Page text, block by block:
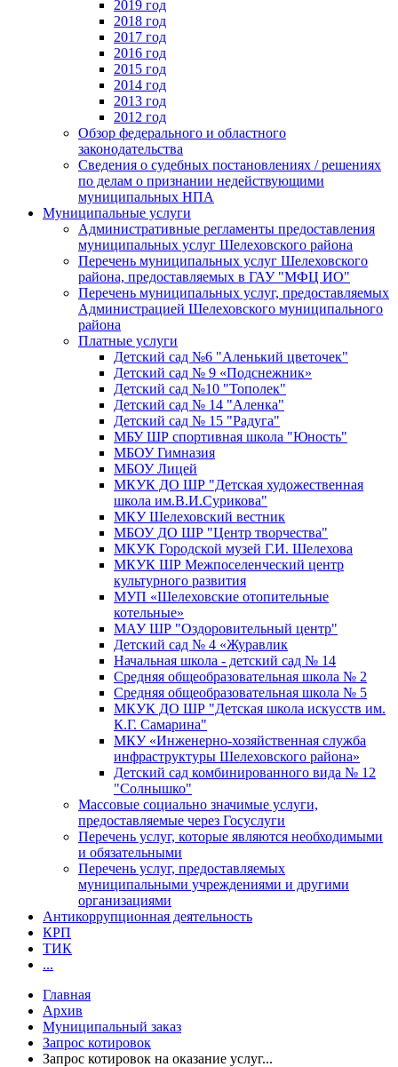
2019 год
2018 год
2017 год
2016 год
2015 год
2014 год
2013 год
2012 год
Обзор федерального и областного
законодательства
Сведения о судебных постановлениях / решениях
по делам о признании недействующими
муниципальных НПА
Муниципальные услуги
Административные регламенты предоставления
муниципальных услуг Шелеховского района
Перечень муниципальных услуг Шелеховского
района, предоставляемых в ГАУ "МФЦ ИО"
Перечень муниципальных услуг, предоставляемых
Администрацией Шелеховского муниципального
района
Платные услуги
Детский сад №6 "Аленький цветочек"
Детский сад № 9 «Подснежник»
Детский сад №10 "Тополек"
Детский сад № 14 "Аленка"
Детский сад № 15 "Радуга"
МБУ ШР спортивная школа "Юность"
МБОУ Гимназия
МБОУ Лицей
МКУК ДО ШР "Детская художественная
школа им.В.И.Сурикова"
МКУ Шелеховский вестник
МБОУ ДО ШР "Центр творчества"
МКУК Городской музей Г.И. Шелехова
МКУК ШР Межпоселенческий центр
культурного развития
МУП «Шелеховские отопительные
котельные»
МАУ ШР "Оздоровительный центр"
Детский сад № 4 «Журавлик
Начальная школа - детский сад № 14
Средняя общеобразовательная школа № 2
Средняя общеобразовательная школа № 5
МКУК ДО ШР "Детская школа искусств им.
К.Г. Самарина"
МКУ «Инженерно-хозяйственная служба
инфраструктуры Шелеховского района»
Детский сад комбинированного вида № 12
"Солнышко"
Массовые социально значимые услуги,
предоставляемые через Госуслуги
Перечень услуг, которые являются необходимыми
и обязательными
Перечень услуг, предоставляемых
муниципальными учреждениями и другими
организациями
Антикоррупционная деятельность
КРП
ТИК
...
Главная
Архив
Муниципальный заказ
Запрос котировок
Запрос котировок на оказание услуг...